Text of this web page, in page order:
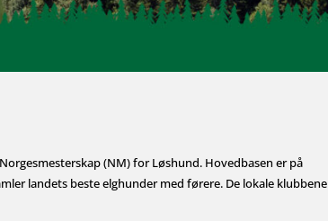
(NM) for Løshund. Hovedbasen er på
landets beste elghunder med førere. De lokale klubbene